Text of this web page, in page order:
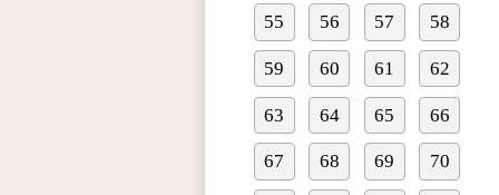
55 56 57 58
59 60 61 62
63 64 65 66
67 68 69 70